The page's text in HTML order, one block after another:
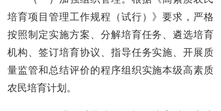
培育项目管理工作规程（试行）》要求，严格
按照制定实施方案、分解培育任务、遴选培育
机构、签订培育协议、指导任务实施、开展质
量监管和总结评价的程序组织实施本级高素质
农民培育计划。